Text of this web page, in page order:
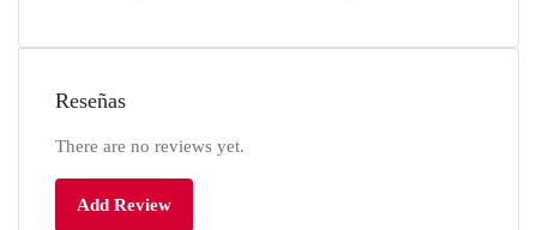
Reseñas
There are no reviews yet.
Add Review